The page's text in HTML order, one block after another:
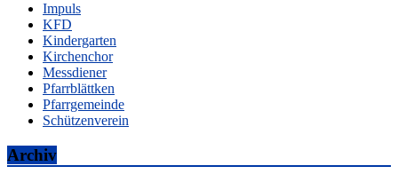
Impuls
KFD
Kindergarten
Kirchenchor
Messdiener
Pfarrblättken
Pfarrgemeinde
Schützenverein
Archiv